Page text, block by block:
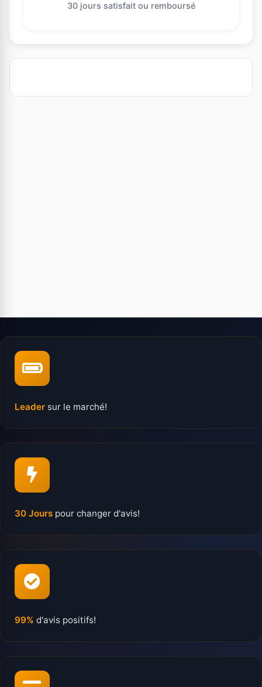
30 jours satisfait ou remboursé
Leader sur le marché!
30 Jours pour changer d'avis!
99% d'avis positifs!